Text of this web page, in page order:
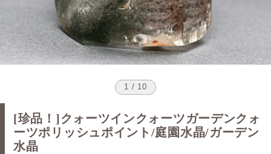
1 / 10
[珍品！]クォーツインクォーツガーデンクォ
ーツポリッシュポイント/庭園水晶/ガーデン
水晶